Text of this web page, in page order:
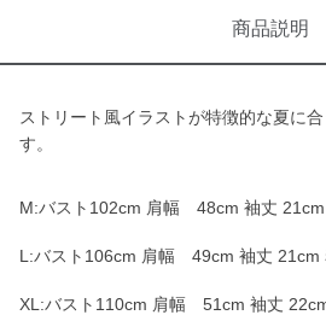
商品説明
ストリート風イラストが特徴的な夏に
す。
M:バスト102cm 肩幅 48cm 袖丈
L:バスト106cm 肩幅 49cm 袖丈 21cm
XL:バスト110cm 肩幅 51cm 袖丈